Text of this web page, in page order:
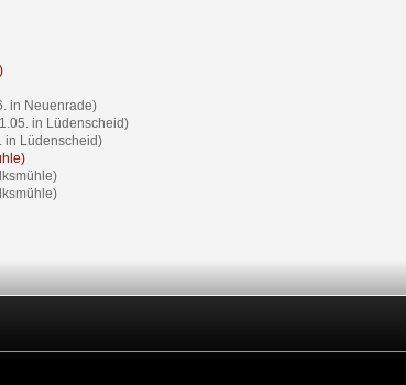
in Neuenrade)
in Lüdenscheid)
in Lüdenscheid)